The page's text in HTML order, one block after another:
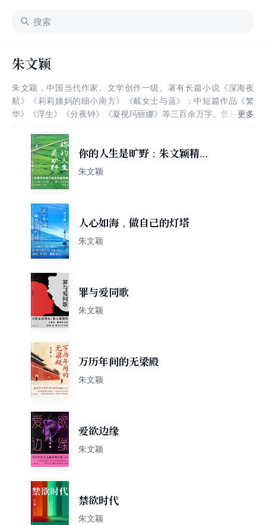
朱文颖
朱文颖，中国当代作家。文学创作一级。著有长篇小说《深海夜
航》《莉莉姨妈的细小南方》《戴女士与蓝》；中短篇作品《繁
华》《浮生》《分夜钟》《凝视玛丽娜》等三百余万字。曾获国内
脉在她身上获得了新的延展。”有部分英、法、日、俄、韩、德、
意大利文译本。近年来多次参加各种国际文学节和国际文学交流活
动，希望开拓国际化视野，在全球背景和本土地域文化中寻觅并发
现一条新的路径。现居苏州。
你的人生是旷野：朱文颖精选
集
朱文颖
人心如海，做自己的灯塔
朱文颖
罪与爱同歌
朱文颖
万历年间的无梁殿
朱文颖
爱欲边缘
朱文颖
禁欲时代
朱文颖